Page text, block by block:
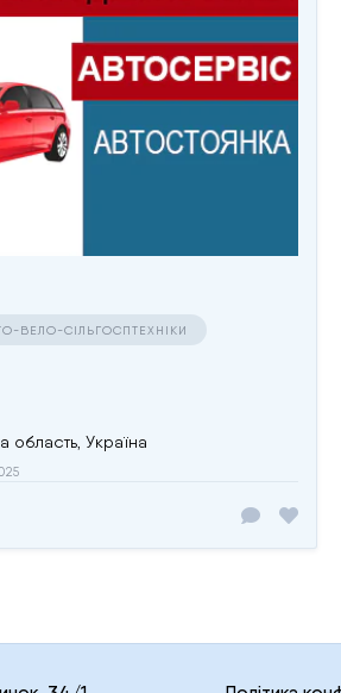
ВЕЛО-СІЛЬГОСПТЕХНІКИ
область, Україна